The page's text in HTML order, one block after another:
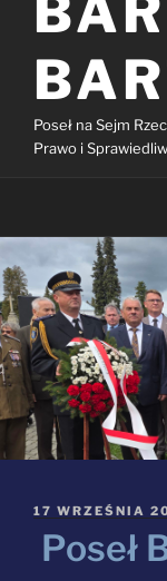
Poseł na Sejm
Prawo i
OPUBLIKOWANE
17 WRZEŚNIA
Poseł